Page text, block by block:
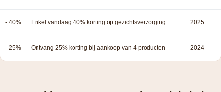
- 40% Enkel vandaag 40% korting op gezichtsverzorging 2025
- 25% Ontvang 25% korting bij aankoop van 4 producten 2024